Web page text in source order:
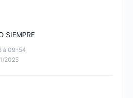
à 09h54
2025
SIEMPRE